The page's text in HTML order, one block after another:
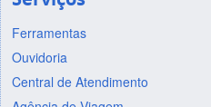
Ferramentas
Ouvidoria
Central de Atendimento